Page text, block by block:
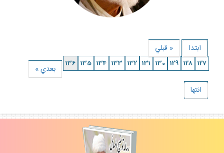
ابتدا « قبلي
127
128
129
130
131
132
133
134
135
136
بعدي »
انتها